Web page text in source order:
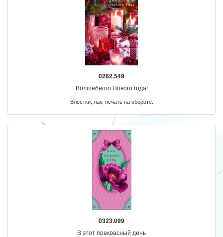
0262.549
Волшебного Нового года!
Блестки, лак, печать на обороте.
0323.099
В этот прекрасный день